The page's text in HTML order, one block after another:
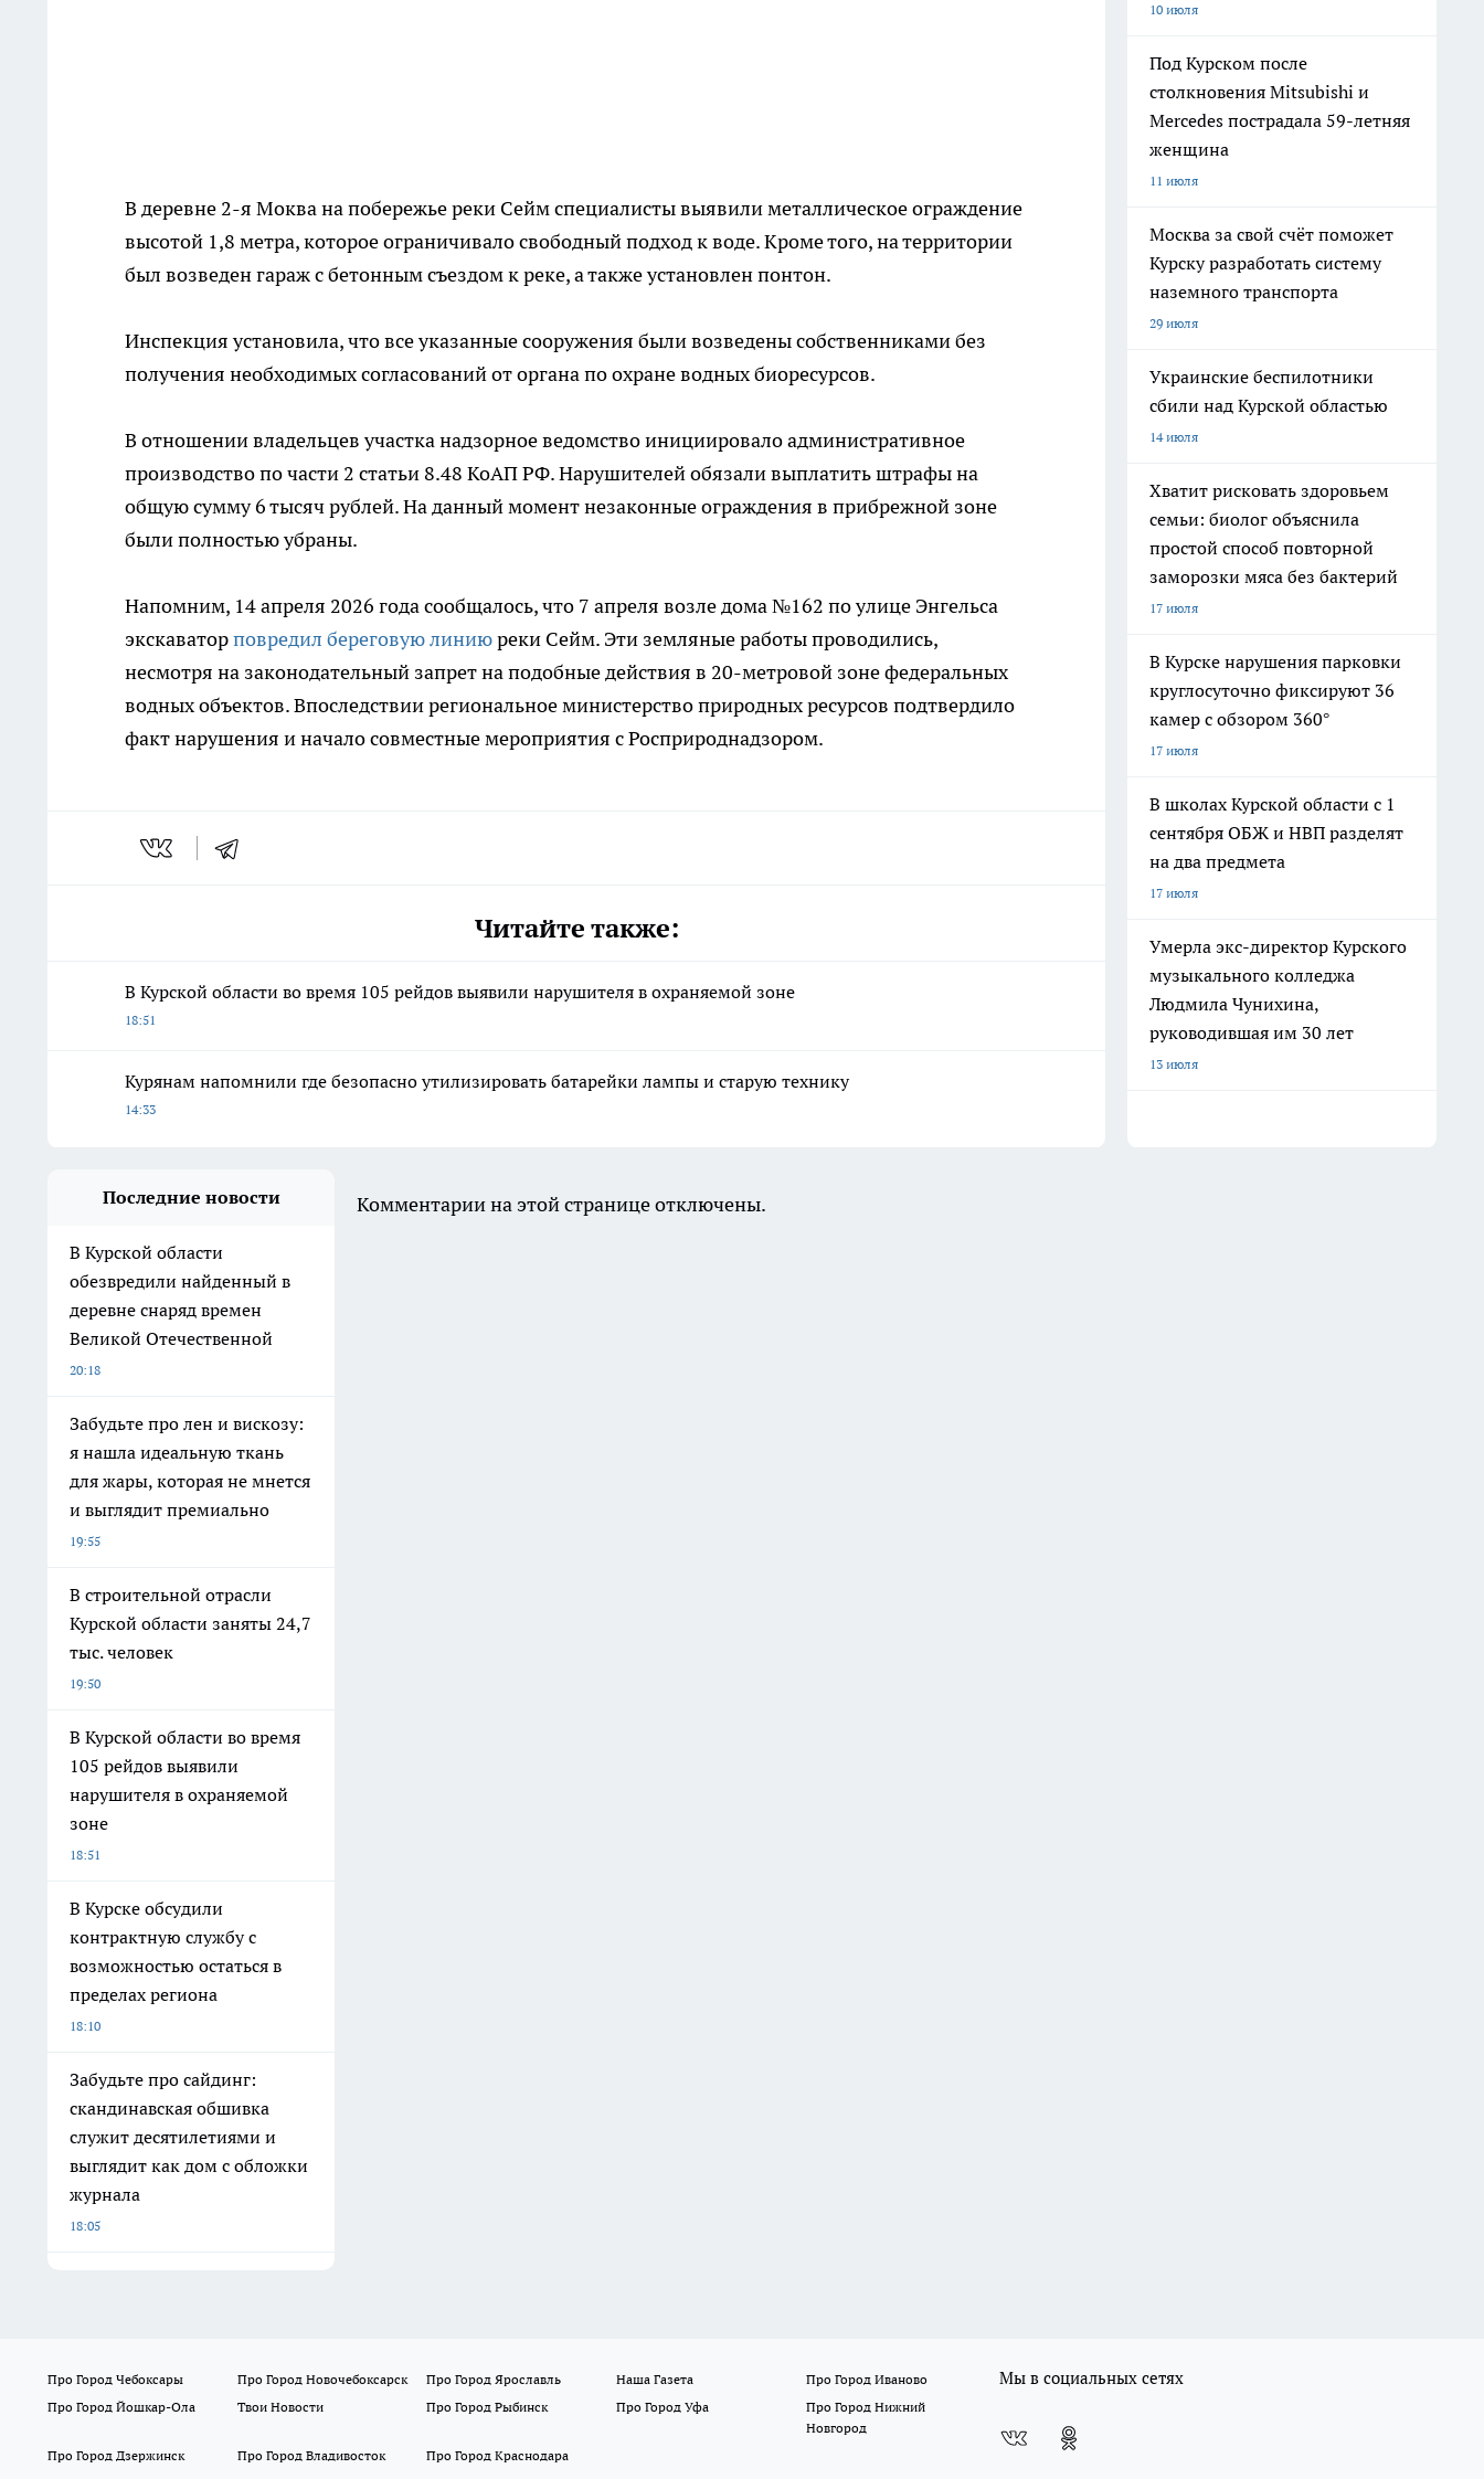
В деревне 2-я Моква на побережье реки Сейм специалисты выявили металлическое ограждение
высотой 1,8 метра, которое ограничивало свободный подход к воде. Кроме того, на территории
был возведен гараж с бетонным съездом к реке, а также установлен понтон.
Инспекция установила, что все указанные сооружения были возведены собственниками без
получения необходимых согласований от органа по охране водных биоресурсов.
В отношении владельцев участка надзорное ведомство инициировало административное
производство по части 2 статьи 8.48 КоАП РФ. Нарушителей обязали выплатить штрафы на
общую сумму 6 тысяч рублей. На данный момент незаконные ограждения в прибрежной зоне
были полностью убраны.
Напомним, 14 апреля 2026 года сообщалось, что 7 апреля возле дома №162 по улице Энгельса
экскаваторповредил береговую линиюреки Сейм. Эти земляные работы проводились,
несмотря на законодательный запрет на подобные действия в 20-метровой зоне федеральных
водных объектов. Впоследствии региональное министерство природных ресурсов подтвердило
факт нарушения и начало совместные мероприятия с Росприроднадзором.
Читайте также:
В Курской области во время 105 рейдов выявили нарушителя в охраняемой зоне
18:51
Курянам напомнили где безопасно утилизировать батарейки лампы и старую технику
14:33
10 июля
Под Курском после
столкновения Mitsubishi и
Mercedes пострадала 59-летняя
женщина
11 июля
Москва за свой счёт поможет
Курску разработать систему
наземного транспорта
29 июля
Украинские беспилотники
сбили над Курской областью
14 июля
Хватит рисковать здоровьем
семьи: биолог объяснила
простой способ повторной
заморозки мяса без бактерий
17 июля
В Курске нарушения парковки
круглосуточно фиксируют 36
камер с обзором 360°
17 июля
В школах Курской области с 1
сентября ОБЖ и НВП разделят
на два предмета
17 июля
Умерла экс-директор Курского
музыкального колледжа
Людмила Чунихина,
руководившая им 30 лет
13 июля
Последние новости
В Курской области
обезвредили найденный в
деревне снаряд времен
Великой Отечественной
20:18
Забудьте про лен и вискозу:
я нашла идеальную ткань
для жары, которая не мнется
и выглядит премиально
19:55
В строительной отрасли
Курской области заняты 24,7
тыс. человек
19:50
В Курской области во время
105 рейдов выявили
нарушителя в охраняемой
зоне
18:51
В Курске обсудили
контрактную службу с
возможностью остаться в
пределах региона
18:10
Забудьте про сайдинг:
скандинавская обшивка
служит десятилетиями и
выглядит как дом с обложки
журнала
18:05
Комментарии на этой странице отключены.
Про Город Чебоксары Про Город Новочебоксарск Про Город Ярославль Наша Газета
Про Город Иваново
Про Город Йошкар-Ола
Твои Новости Про Город Рыбинск Про Город Уфа
Про Город Нижний
Новгород
Про Город Дзержинск
Про Город Владивосток Про Город Краснодара
Мы в социальных сетях